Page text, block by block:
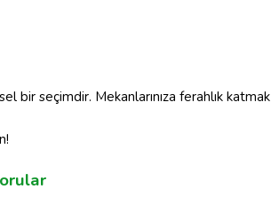
bir seçimdir. Mekanlarınıza ferahlık katmak